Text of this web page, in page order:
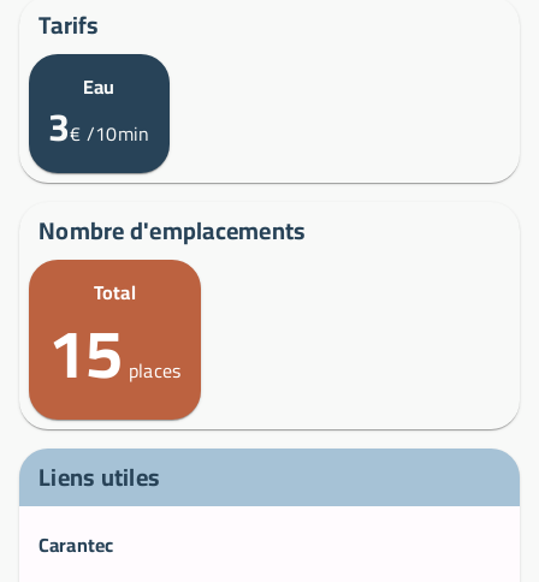
Tarifs
Eau
3€/10min
Nombre d'emplacements
Total
15 places
Liens utiles
Carantec